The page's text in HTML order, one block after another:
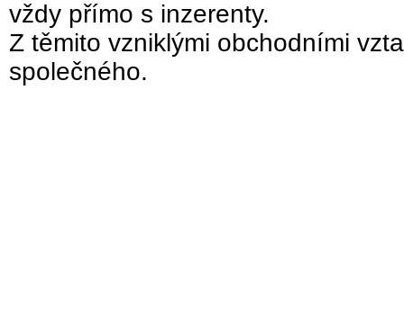
vždy přímo s inzerenty.
Z těmito vzniklými obchodními
společného.